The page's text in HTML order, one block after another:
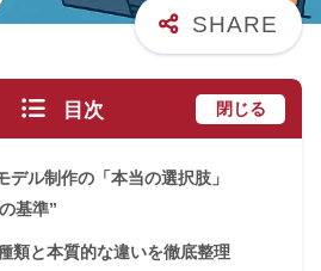
目次 閉じる
ル制作の「本当の選択肢」
基準”
類と本質的な違いを徹底整理